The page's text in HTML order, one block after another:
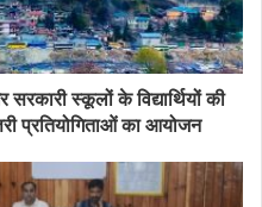
स्कूलों के विद्यार्थियों की
प्रतियोगिताओं का आयोजन